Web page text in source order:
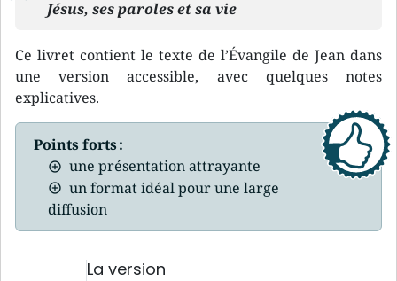
Jésus, ses paroles et sa vie
Ce livret contient le texte de l’Évangile de Jean dans
une version accessible, avec quelques notes
explicatives.
Points forts :
une présentation attrayante
un format idéal pour une large
diffusion
La version